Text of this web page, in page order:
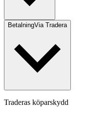
BetalningVia Tradera
Traderas köparskydd